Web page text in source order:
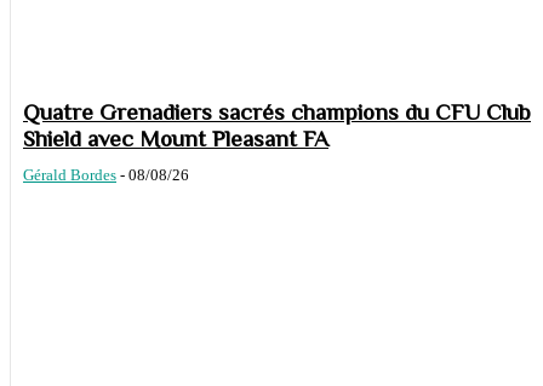
Quatre Grenadiers sacrés champions du CFU Club
Shield avec Mount Pleasant FA
Gérald Bordes - 08/08/26